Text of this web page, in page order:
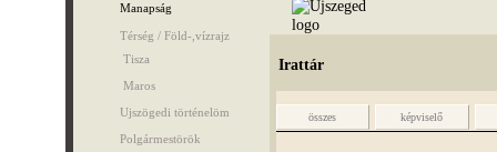
Manapság
Térség / Föld-,vízrajz
Tisza
Maros
Ujszögedi történelöm
Polgármestörök
Irattár
összes képviselő